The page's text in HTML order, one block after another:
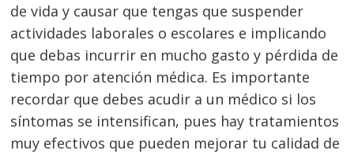
de vida y causar que tengas que suspender
actividades laborales o escolares e implicando
que debas incurrir en mucho gasto y pérdida de
tiempo por atención médica. Es importante
recordar que debes acudir a un médico si los
síntomas se intensifican, pues hay tratamientos
muy efectivos que pueden mejorar tu calidad de